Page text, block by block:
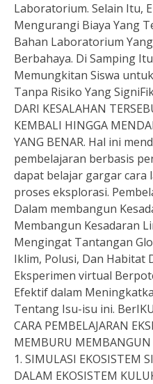
Laboratorium. Selain Itu,
Mengurangi Biaya Yang
Bahan Laboratorium
Berbahaya. Di Samping
Memungkitan Siswa
Tanpa Risiko Yang
DARI KESALAHAN
KEMBALI HINGGA
YANG BENAR. Hal ini
pembelajaran berbasis
dapat belajar gargar cara
proses eksplorasi.
Dalam membangun
Membangun Kesadaran
Mengingat Tantangan
Iklim, Polusi, Dan Habitat
Eksperimen virtual
Efektif dalam
Tentang Isu-isu ini.
CARA PEMBELAJARAN
MEMBURU MEMBANGUN
1. SIMULASI EKOSISTEM
DALAM EKOSISTEM